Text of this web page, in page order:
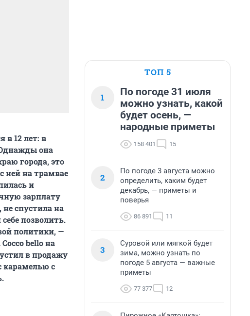
в 12 лет: в
она
города, это
ней на трамвае
и
зарплату
спустила на
позволить.
политики, —
bello на
в продажу
карамелью с
ТОП 5
1
По погоде 31 июля
можно узнать, какой
будет осень, —
народные приметы
158 401 15
2
По погоде 3 августа можно
определить, каким будет
декабрь, — приметы и
поверья
86 891 11
3
Суровой или мягкой будет
зима, можно узнать по
погоде 5 августа — важные
приметы
77 377 12